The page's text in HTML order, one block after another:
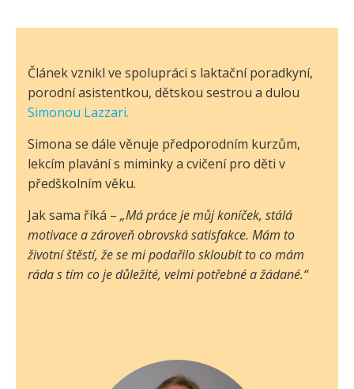
Článek vznikl ve spolupráci s laktační poradkyní,
porodní asistentkou, dětskou sestrou a dulou
Simonou Lazzari.
Simona se dále věnuje předporodním kurzům,
lekcím plavání s miminky a cvičení pro děti v
předškolním věku.
Jak sama říká – „Má práce je můj koníček, stálá
motivace a zároveň obrovská satisfakce. Mám to
životní štěstí, že se mi podařilo skloubit to co mám
ráda s tím co je důležité, velmi potřebné a žádané.“